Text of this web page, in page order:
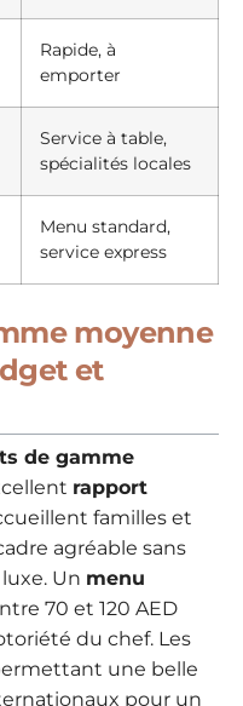
Rapide, à
emporter
Service à table,
spécialités locales
Menu standard,
service express
moyenne
et
de gamme
rapport
familles et
agréable sans
Un menu
70 et 120 AED
du chef. Les
une belle
pour un